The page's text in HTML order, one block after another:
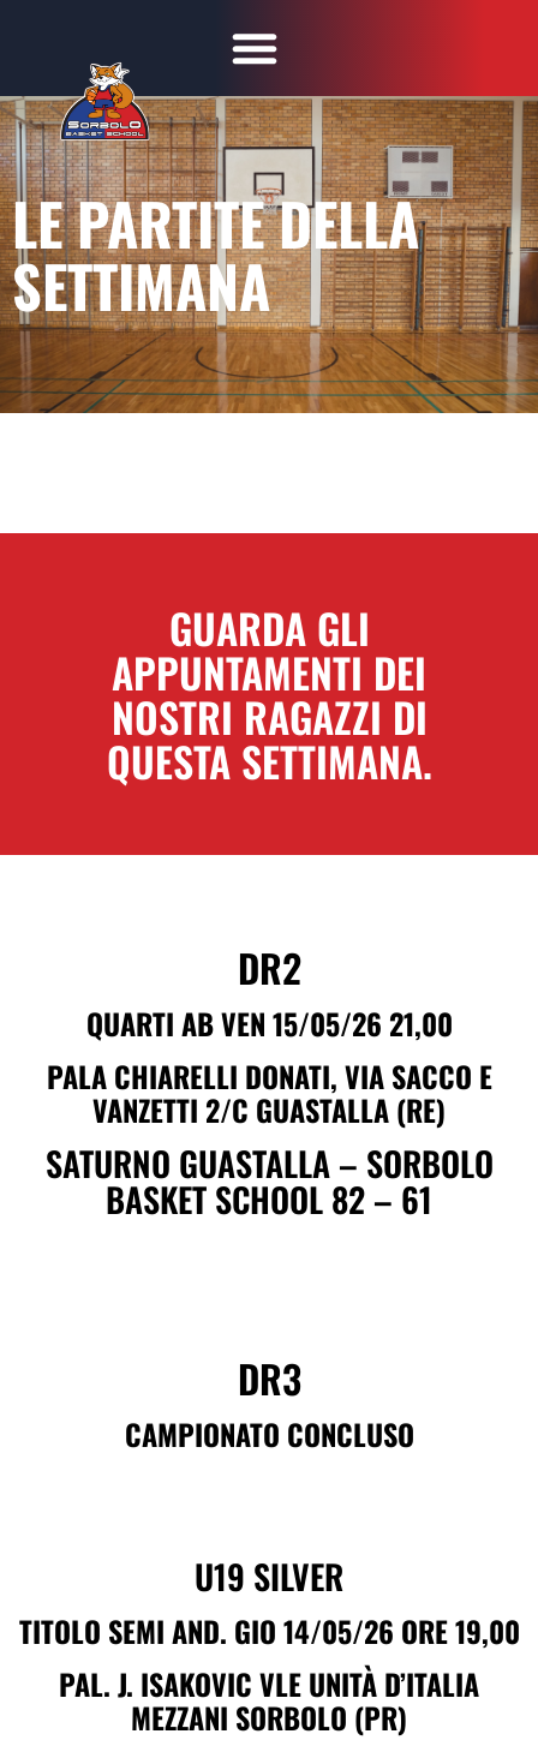
LE PARTITE DELLA
SETTIMANA
GUARDA GLI
APPUNTAMENTI DEI
NOSTRI RAGAZZI DI
QUESTA SETTIMANA.
DR2
QUARTI AB VEN 15/05/26 21,00
PALA CHIARELLI DONATI, VIA SACCO E
VANZETTI 2/C GUASTALLA (RE)
SATURNO GUASTALLA – SORBOLO
BASKET SCHOOL 82 – 61
DR3
CAMPIONATO CONCLUSO
U19 SILVER
TITOLO SEMI AND. GIO 14/05/26 ORE 19,00
PAL. J. ISAKOVIC VLE UNITÀ D’ITALIA
MEZZANI SORBOLO (PR)